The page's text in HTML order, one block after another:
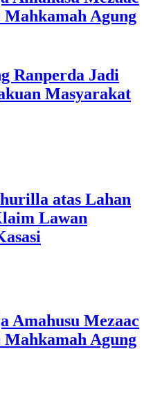
Agung
Ranperda Jadi
Masyarakat
atas Lahan
Lawan
Amahusu Mezaac
Agung